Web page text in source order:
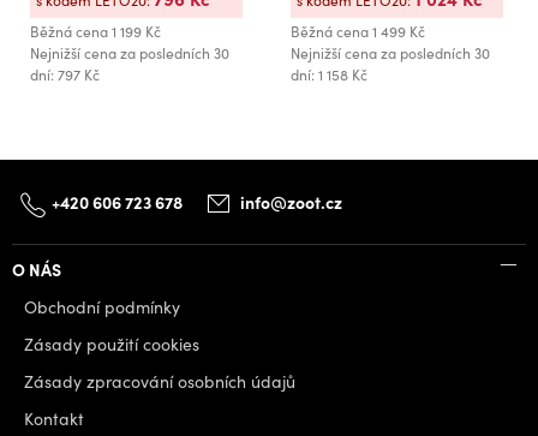
Běžná cena1 199 Kč
Nejnižší cena za posledních 30
dní: 797 Kč
Běžná cena1 499 Kč
Nejnižší cena za posledních 30
dní: 1 158 Kč
+420 606 723 678 info@zoot.cz
O NÁS
Obchodní podmínky
Zásady použití cookies
Zásady zpracování osobních údajů
Kontakt